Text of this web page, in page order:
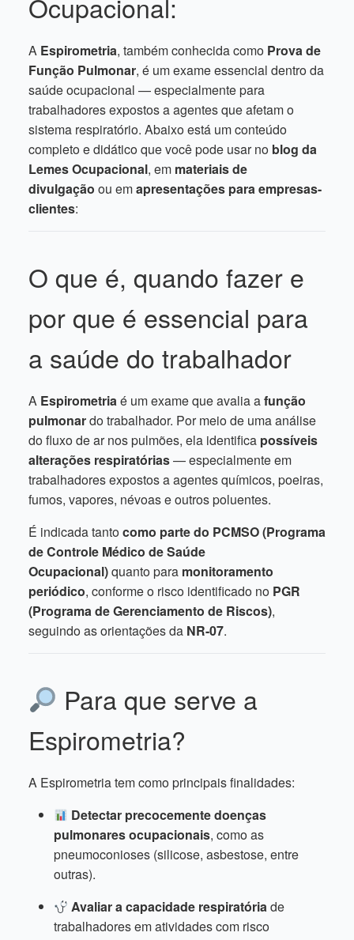
A Espirometria, também conhecida como Prova de
Função Pulmonar, é um exame essencial dentro da
saúde ocupacional — especialmente para
trabalhadores expostos a agentes que afetam o
sistema respiratório. Abaixo está um conteúdo
completo e didático que você pode usar no blog da
Lemes Ocupacional, em materiais de
divulgação ou emapresentações para empresas-
clientes:
O que é, quando fazer e
por que é essencial para
a saúde do trabalhador
A Espirometriaé um exame que avalia afunção
pulmonardo trabalhador. Por meio de uma análise
do fluxo de ar nos pulmões, ela identifica possíveis
alterações respiratórias— especialmente em
trabalhadores expostos a agentes químicos, poeiras,
fumos, vapores, névoas e outros poluentes.
É indicada tantocomo parte do PCMSO (Programa
de Controle Médico de Saúde
Ocupacional)quanto para monitoramento
periódico, conforme o risco identificado no PGR
(Programa de Gerenciamento de Riscos),
seguindo as orientações da NR-07.
Para que serve a
Espirometria?
A Espirometria tem como principais finalidades:
Detectar precocemente doenças
pulmonares ocupacionais, como as
pneumoconioses (silicose, asbestose, entre
outras).
Avaliar a capacidade respiratóriade
trabalhadores em atividades com risco